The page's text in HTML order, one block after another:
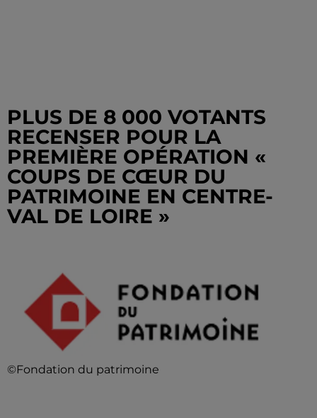
PLUS DE 8 000 VOTANTS
RECENSER POUR LA
PREMIÈRE OPÉRATION «
COUPS DE CŒUR DU
PATRIMOINE EN CENTRE-
VAL DE LOIRE »
©Fondation du patrimoine